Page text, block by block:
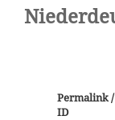
Permalink /
ID